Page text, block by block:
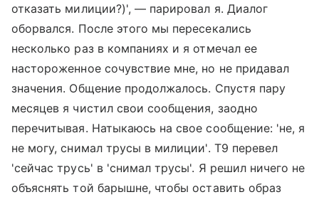
отказать милиции?)', — парировал я. Диалог
оборвался. После этого мы пересекались
несколько раз в компаниях и я отмечал ее
настороженное сочувствие мне, но не придавал
значения. Общение продолжалось. Спустя пару
месяцев я чистил свои сообщения, заодно
перечитывая. Натыкаюсь на свое сообщение: 'не, я
не могу, снимал трусы в милиции'. Т9 перевел
'сейчас трусь' в 'снимал трусы'. Я решил ничего не
объяснять той барышне, чтобы оставить образ